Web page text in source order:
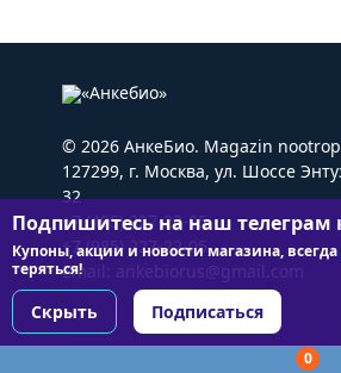
0
© 2026 АнкеБио. Magazin
127299, г. Москва, ул. Шоссе
32
+7 (495) 227-22-05
+7 (985) 227-22-05
Email: ankebiorus@gmail.com
Подпишитесь на наш телеграм
Купоны, акции и новости магазина,
теряться!
Скрыть Подписаться